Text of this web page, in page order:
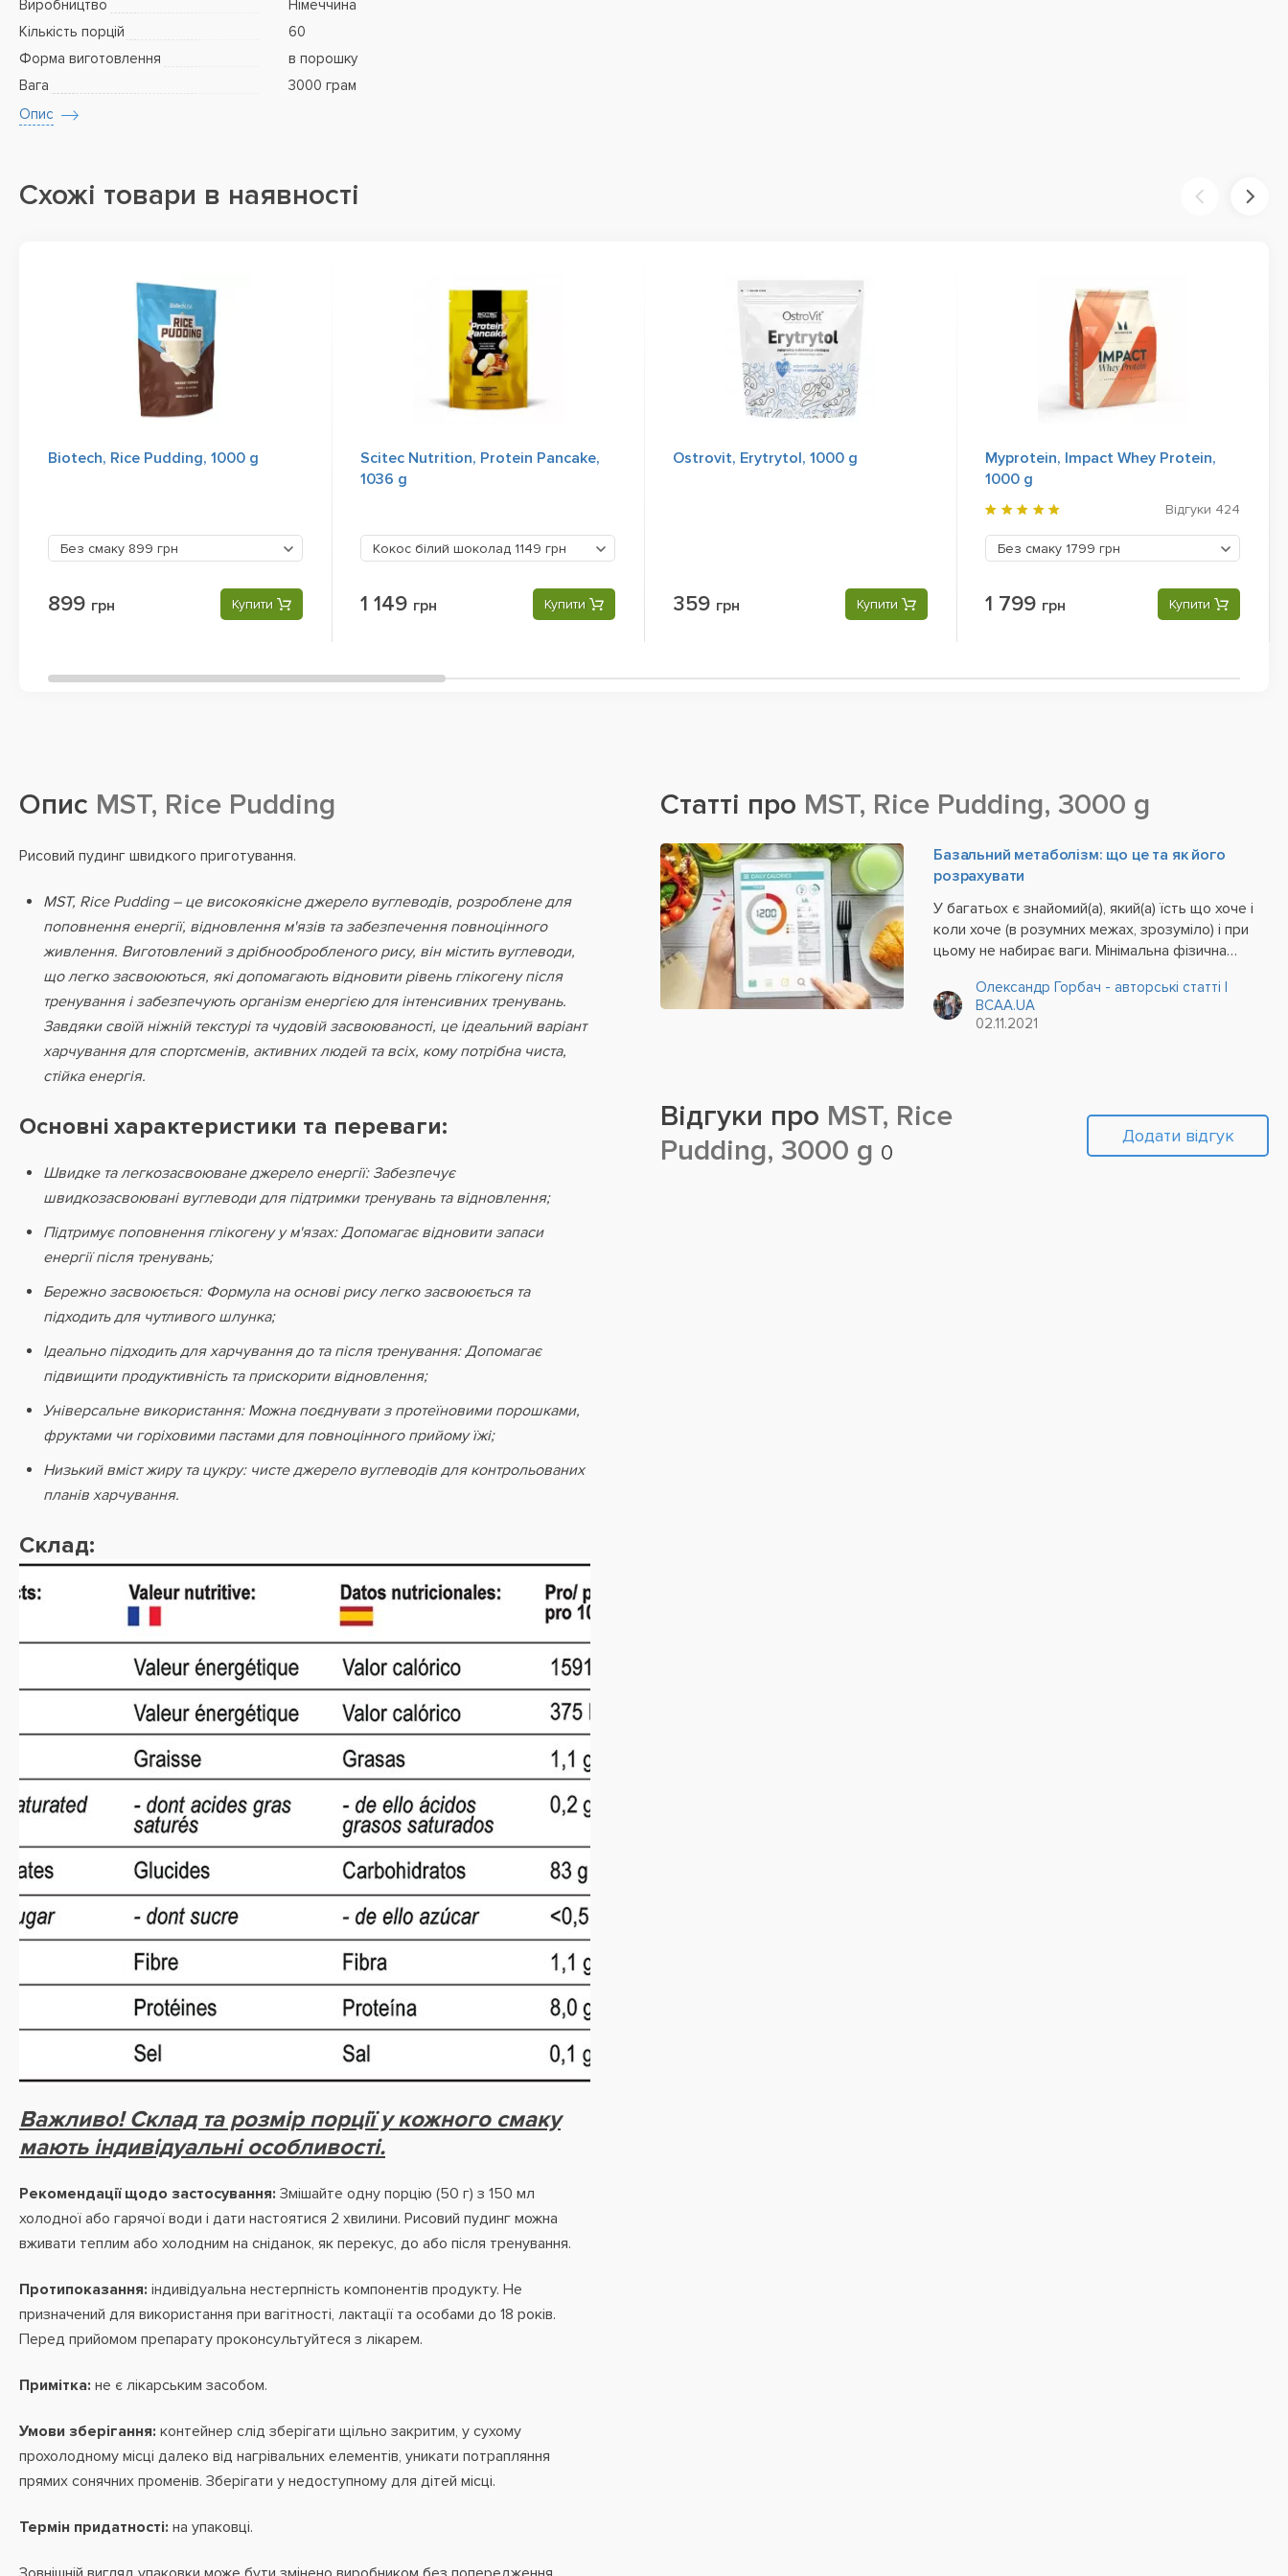
Виробництво
Німеччина
Кількість порцій
60
Форма виготовлення
в порошку
Вага
3000 грам
Опис
Схожі товари в наявності
Biotech, Rice Pudding, 1000 g
Без смаку 899 грн
899 грн Купити
Scitec Nutrition, Protein Pancake,
1036 g
Кокос білий шоколад 1149 грн
1 149 грн Купити
Ostrovit, Erytrytol, 1000 g
359 грн Купити
Myprotein, Impact Whey Protein,
1000 g
Відгуки 424
Без смаку 1799 грн
1 799 грн Купити
Опис MST, Rice Pudding
Рисовий пудинг швидкого приготування.
MST, Rice Pudding – це високоякісне джерело вуглеводів, розроблене для
поповнення енергії, відновлення м'язів та забезпечення повноцінного
живлення. Виготовлений з дрібнообробленого рису, він містить вуглеводи,
що легко засвоюються, які допомагають відновити рівень глікогену після
тренування і забезпечують організм енергією для інтенсивних тренувань.
Завдяки своїй ніжній текстурі та чудовій засвоюваності, це ідеальний варіант
харчування для спортсменів, активних людей та всіх, кому потрібна чиста,
стійка енергія.
Основні характеристики та переваги:
Швидке та легкозасвоюване джерело енергії: Забезпечує
швидкозасвоювані вуглеводи для підтримки тренувань та відновлення;
Підтримує поповнення глікогену у м'язах: Допомагає відновити запаси
енергії після тренувань;
Бережно засвоюється: Формула на основі рису легко засвоюється та
підходить для чутливого шлунка;
Ідеально підходить для харчування до та після тренування: Допомагає
підвищити продуктивність та прискорити відновлення;
Універсальне використання: Можна поєднувати з протеїновими порошками,
фруктами чи горіховими пастами для повноцінного прийому їжі;
Низький вміст жиру та цукру: чисте джерело вуглеводів для контрольованих
планів харчування.
Склад:
Важливо! Склад та розмір порції у кожного смаку
мають індивідуальні особливості.
Рекомендації щодо застосування: Змішайте одну порцію (50 г) з 150 мл
холодної або гарячої води і дати настоятися 2 хвилини. Рисовий пудинг можна
вживати теплим або холодним на сніданок, як перекус, до або після тренування.
Протипоказання: індивідуальна нестерпність компонентів продукту. Не
призначений для використання при вагітності, лактації та особами до 18 років.
Перед прийомом препарату проконсультуйтеся з лікарем.
Примітка: не є лікарським засобом.
Умови зберігання: контейнер слід зберігати щільно закритим, у сухому
прохолодному місці далеко від нагрівальних елементів, уникати потрапляння
прямих сонячних променів. Зберігати у недоступному для дітей місці.
Термін придатності: на упаковці.
Статті про MST, Rice Pudding, 3000 g
Базальний метаболізм: що це та як його
розрахувати
У багатьох є знайомий(а), який(а) їсть що хоче і
коли хоче (в розумних межах, зрозуміло) і при
цьому не набирає ваги. Мінімальна фізична
солодощів та фастфуду – все це не впливає на
швидкий набір ваги. При...
Олександр Горбач - авторські статті |
BCAA.UA
02.11.2021
Відгуки про MST, Rice
Pudding, 3000 g 0
Додати відгук